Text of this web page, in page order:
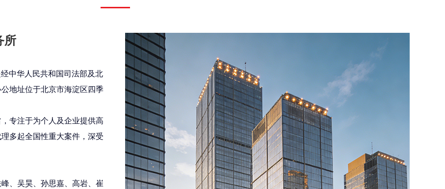
1 4
所
中华人民共和国司法部及北
地址位于北京市海淀区四季
专注于为个人及企业提供高
多起全国性重大案件，深受
、吴昊、孙思嘉、高岩、崔